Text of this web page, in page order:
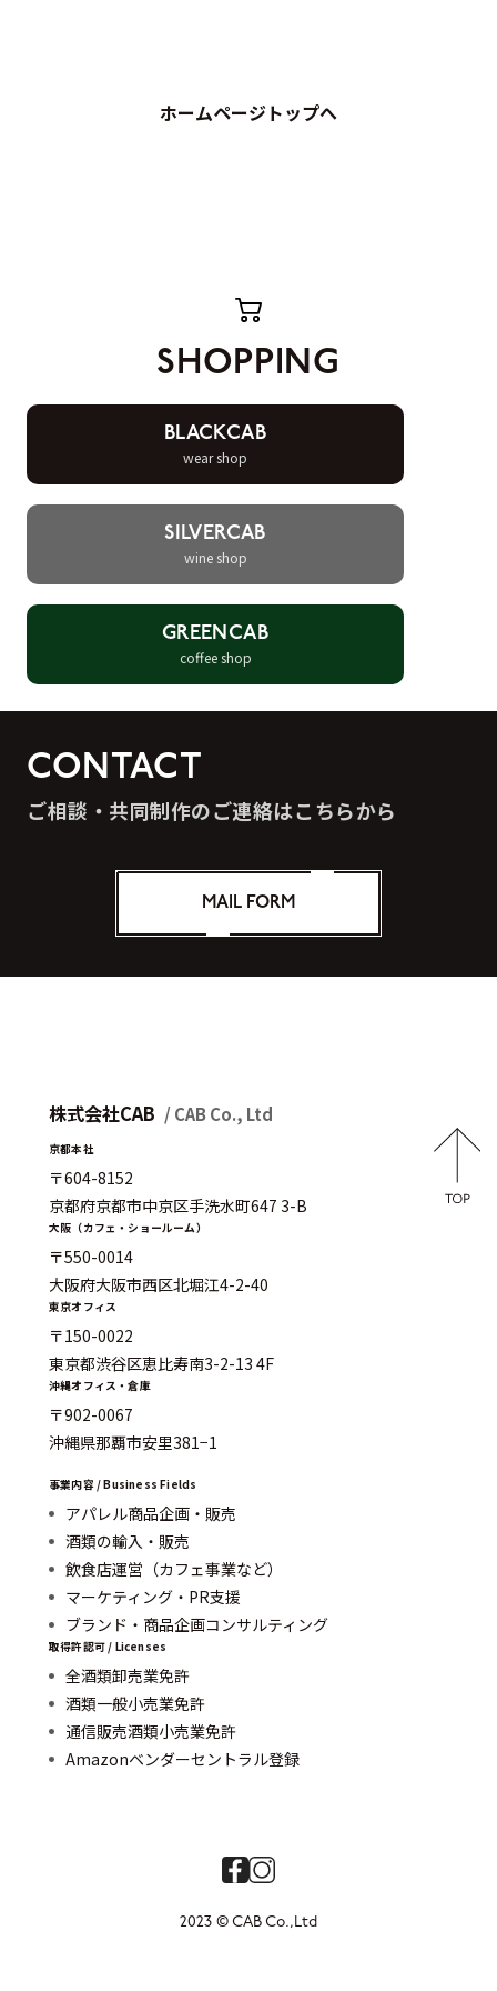
ホームページトップへ
SHOPPING
BLACKCAB
wear shop
SILVERCAB
wine shop
GREENCAB
coffee shop
CONTACT
ご相談・共同制作のご連絡はこちらから
MAIL FORM
株式会社CAB / CAB Co., Ltd
京都本社
〒604-8152
京都府京都市中京区手洗水町647 3-B
大阪（カフェ・ショールーム）
〒550-0014
大阪府大阪市西区北堀江4-2-40
東京オフィス
〒150-0022
東京都渋谷区恵比寿南3-2-13 4F
沖縄オフィス・倉庫
〒902-0067
沖縄県那覇市安里381−1
事業内容 / Business Fields
アパレル商品企画・販売
酒類の輸入・販売
飲食店運営（カフェ事業など）
マーケティング・PR支援
ブランド・商品企画コンサルティング
取得許認可 / Licenses
全酒類卸売業免許
酒類一般小売業免許
通信販売酒類小売業免許
Amazonベンダーセントラル登録
2023 © CAB Co.,Ltd